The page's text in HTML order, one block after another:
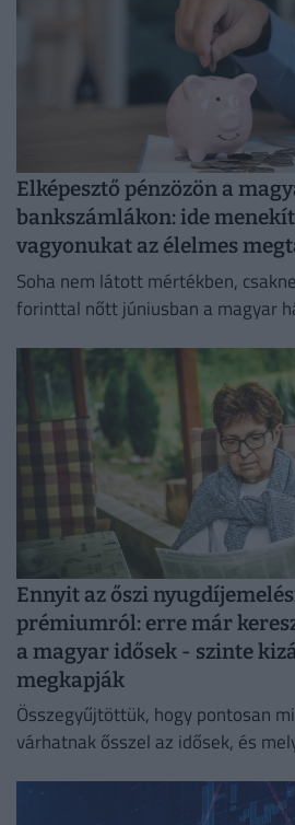
Elképesztő pénzözön a
bankszámlákon: ide
vagyonukat az élelmes
Soha nem látott mértékben,
forinttal nőtt júniusban a magyar
Ennyit az őszi
prémiumról: erre már
a magyar idősek - szinte
megkapják
Összegyűjtöttük, hogy pontosan
várhatnak ősszel az idősek, és